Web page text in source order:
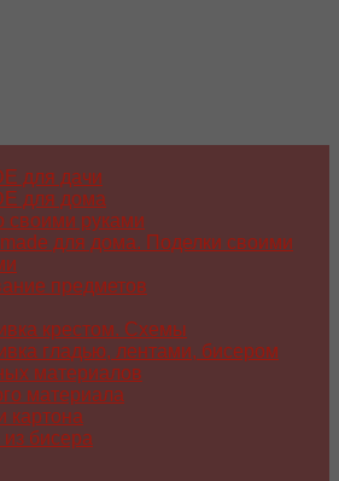
для дачи
для дома
своими руками
для дома. Поделки своими
предметов
крестом. Схемы
гладью, лентами, бисером
материалов
материала
картона
бисера